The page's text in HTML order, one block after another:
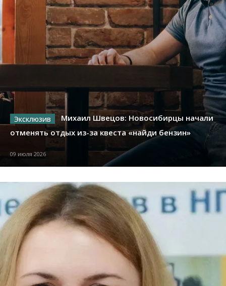
Михаил Швецов: Новосибирцы начали
отменять отдых из-за квеста «найди бензин»
09 июля 2026